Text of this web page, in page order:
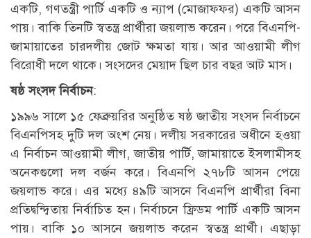
একটি, গণতন্ত্রী পার্টি একটি ও ন্যাপ (মোজাফফর) একটি আসন
পায়। বাকি তিনটি স্বতন্ত্র প্রার্থীরা জয়লাভ করেন। পরে বিএনপি-
জামায়াতের চারদলীয় জোট ক্ষমতা যায়। আর আওয়ামী লীগ
বিরোধী দলে থাকে। সংসদের মেয়াদ ছিল চার বছর আট মাস।
ষষ্ঠ সংসদ নির্বাচন:
১৯৯৬ সালে ১৫ ফেব্রুয়রির অনুষ্ঠিত ষষ্ঠ জাতীয় সংসদ নির্বাচনে
বিএনপিসহ দুটি দল অংশ নেয়। দলীয় সরকারের অধীনে হওয়া
এ নির্বাচন আওয়ামী লীগ, জাতীয় পার্টি, জামায়াতে ইসলামীসহ
অনেকগুলো দল বর্জন করে। বিএনপি ২৭৮টি আসন পেয়ে
জয়লাভ করে। এর মধ্যে ৪৯টি আসনে বিএনপি প্রার্থীরা বিনা
প্রতিদ্বন্দ্বিতায় নির্বাচিত হন। নির্বাচনে ফ্রিডম পার্টি একটি আসন
পায়। বাকি ১০ আসনে জয়লাভ করেন স্বতন্ত্র প্রার্থী। এছাড়া